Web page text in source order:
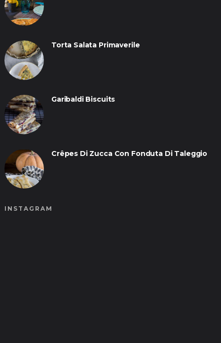
Torta Salata Primaverile
Garibaldi Biscuits
Crêpes Di Zucca Con Fonduta Di Taleggio
INSTAGRAM